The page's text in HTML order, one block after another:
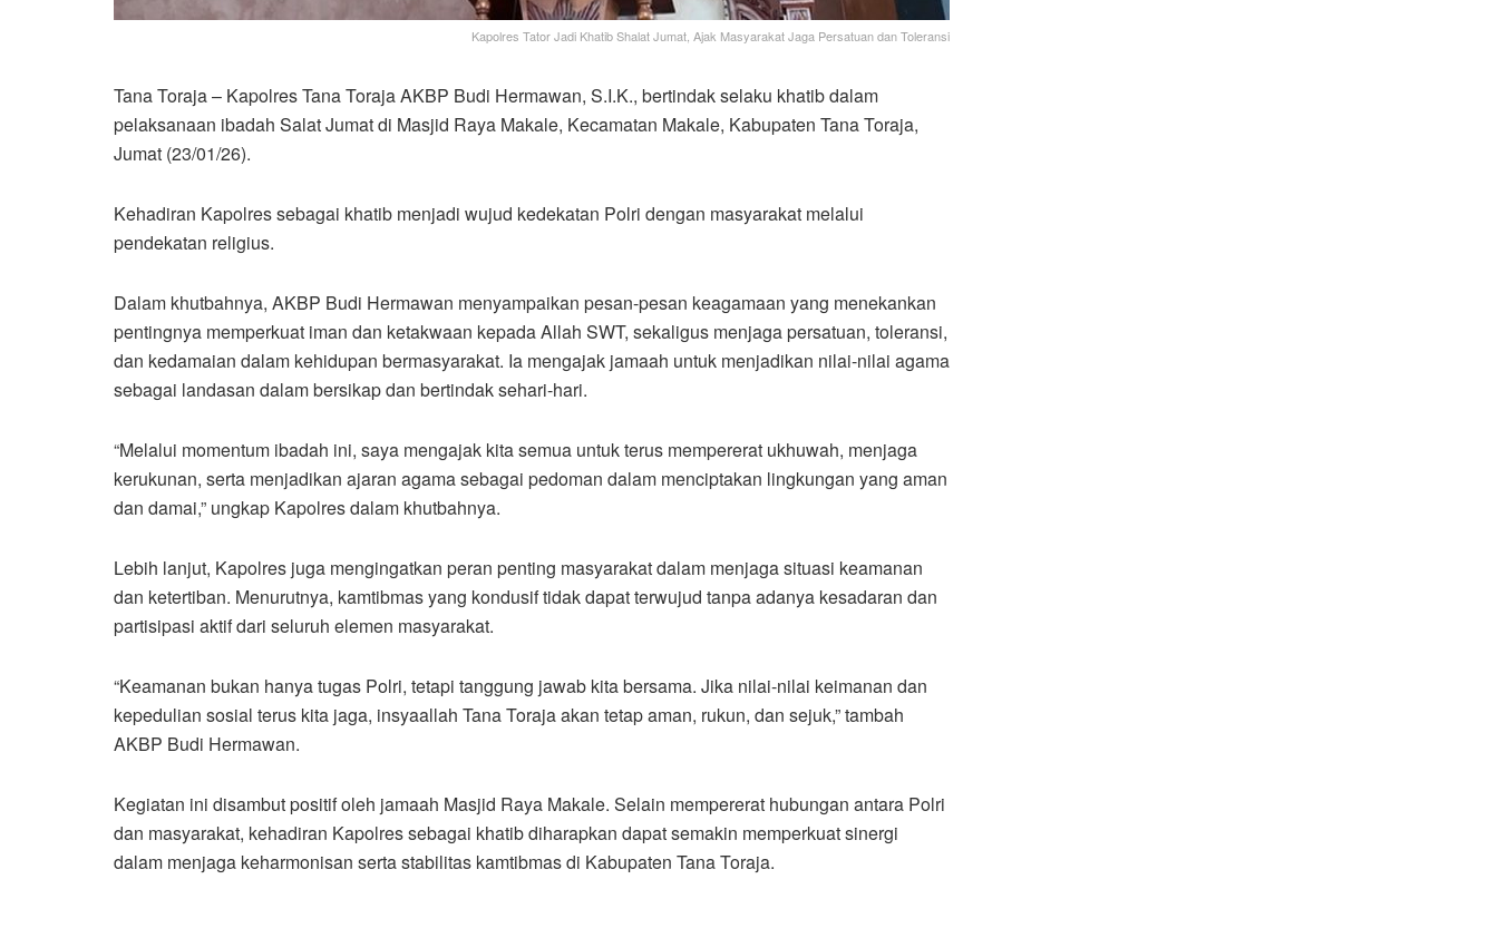
Kapolres Tator Jadi Khatib Shalat Jumat, Ajak Masyarakat Jaga Persatuan dan Toleransi
Tana Toraja – Kapolres Tana Toraja AKBP Budi Hermawan, S.I.K., bertindak selaku khatib dalam
pelaksanaan ibadah Salat Jumat di Masjid Raya Makale, Kecamatan Makale, Kabupaten Tana Toraja,
Jumat (23/01/26).
Kehadiran Kapolres sebagai khatib menjadi wujud kedekatan Polri dengan masyarakat melalui
pendekatan religius.
Dalam khutbahnya, AKBP Budi Hermawan menyampaikan pesan-pesan keagamaan yang menekankan
pentingnya memperkuat iman dan ketakwaan kepada Allah SWT, sekaligus menjaga persatuan, toleransi,
dan kedamaian dalam kehidupan bermasyarakat. Ia mengajak jamaah untuk menjadikan nilai-nilai agama
sebagai landasan dalam bersikap dan bertindak sehari-hari.
“Melalui momentum ibadah ini, saya mengajak kita semua untuk terus mempererat ukhuwah, menjaga
kerukunan, serta menjadikan ajaran agama sebagai pedoman dalam menciptakan lingkungan yang aman
dan damai,” ungkap Kapolres dalam khutbahnya.
Lebih lanjut, Kapolres juga mengingatkan peran penting masyarakat dalam menjaga situasi keamanan
dan ketertiban. Menurutnya, kamtibmas yang kondusif tidak dapat terwujud tanpa adanya kesadaran dan
partisipasi aktif dari seluruh elemen masyarakat.
“Keamanan bukan hanya tugas Polri, tetapi tanggung jawab kita bersama. Jika nilai-nilai keimanan dan
kepedulian sosial terus kita jaga, insyaallah Tana Toraja akan tetap aman, rukun, dan sejuk,” tambah
AKBP Budi Hermawan.
Kegiatan ini disambut positif oleh jamaah Masjid Raya Makale. Selain mempererat hubungan antara Polri
dan masyarakat, kehadiran Kapolres sebagai khatib diharapkan dapat semakin memperkuat sinergi
dalam menjaga keharmonisan serta stabilitas kamtibmas di Kabupaten Tana Toraja.